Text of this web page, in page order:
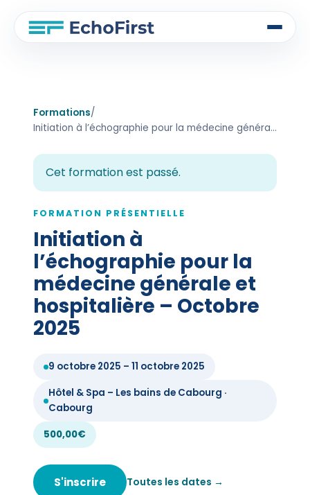
Formations/
Initiation à l’échographie pour la médecine générale et hospitalière – Octobre 2025
Cet formation est passé.
FORMATION PRÉSENTIELLE
Initiation à
l’échographie pour la
médecine générale et
hospitalière – Octobre
2025
9 octobre 2025 – 11 octobre 2025
Hôtel & Spa – Les bains de Cabourg ·
Cabourg
500,00€
S'inscrire Toutes les dates →